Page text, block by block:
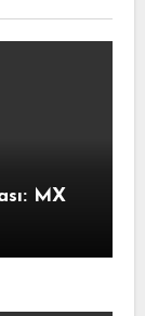
MX